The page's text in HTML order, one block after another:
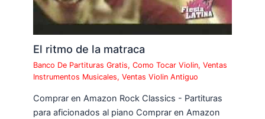
El ritmo de la matraca
Banco De Partituras Gratis,Como Tocar Violin,Ventas
Instrumentos Musicales,Ventas Violin Antiguo
Comprar en Amazon Rock Classics - Partituras
para aficionados al piano Comprar en Amazon